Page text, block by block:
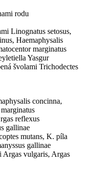
rodu
Linognatus setosus,
Haemaphysalis
marginatus
Yasgur
švolami Trichodectes
concinna,
reflexus
gallinae
mutans, K. píla
gallinae
Argas vulgaris, Argas